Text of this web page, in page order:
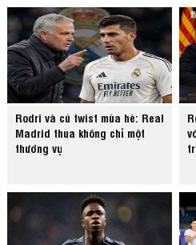
Rodri và cú twist mùa hè: Real
Madrid thua không chỉ một
thương vụ